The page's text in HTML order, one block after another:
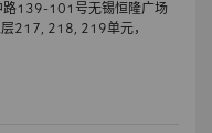
路139-101号无锡恒隆广场
217, 218, 219单元，